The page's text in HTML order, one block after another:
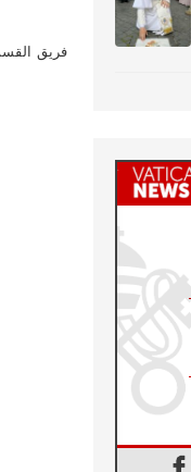
فريق